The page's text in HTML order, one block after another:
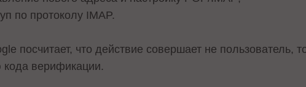
по протоколу IMAP.
посчитает, что действие совершает не пользователь,
верификации.